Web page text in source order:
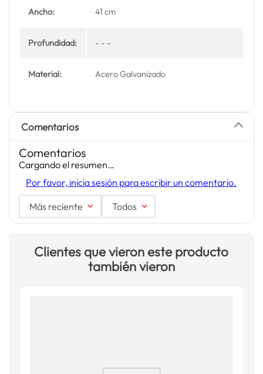
Ancho: 41 cm
Profundidad: - - -
Material: Acero Galvanizado
Comentarios
Comentarios
Cargando el resumen…
Por favor, inicia sesión para escribir un comentario.
Más reciente Todos
Clientes que vieron este producto
también vieron